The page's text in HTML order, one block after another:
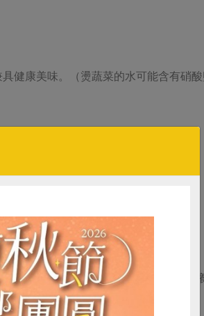
健康美味。（燙蔬菜的水可能含有硝酸
做2天分量冷藏，惟風味較差、部分營